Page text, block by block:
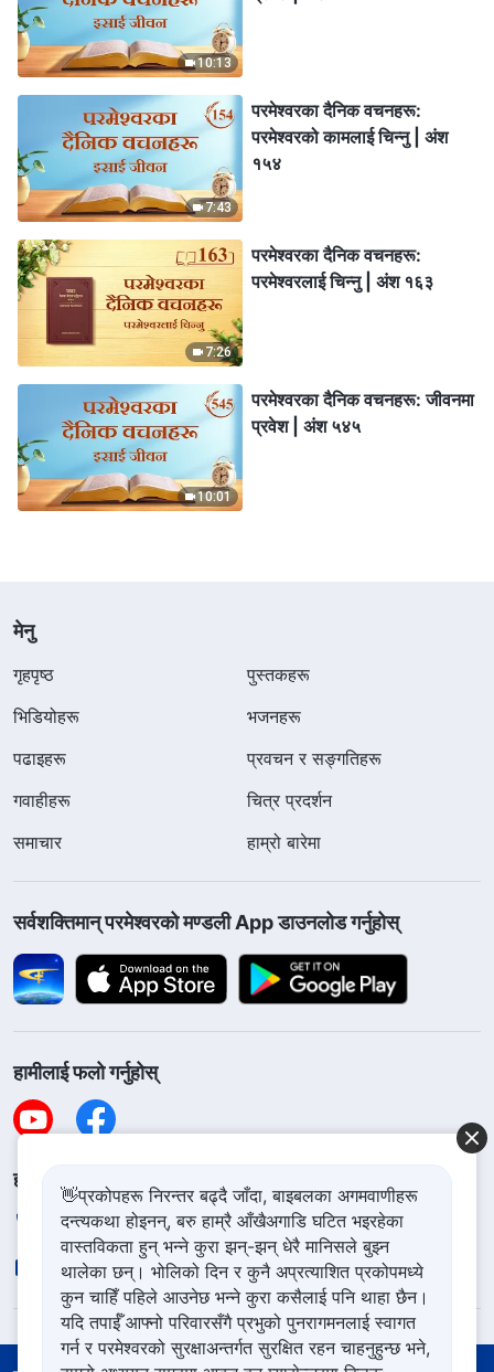
10:13
7:43
परमेश्‍वरका दैनिक वचनहरू:
परमेश्‍वरको कामलाई चिन्‍नु | अंश
१५४
7:26
परमेश्‍वरका दैनिक वचनहरू:
परमेश्‍वरलाई चिन्‍नु | अंश १६३
10:01
परमेश्‍वरका दैनिक वचनहरू: जीवनमा
प्रवेश | अंश ५४५
मेनु
गृहपृष्ठ
पुस्तकहरू
भिडियोहरू
भजनहरू
पढाइहरू
प्रवचन र सङ्गतिहरू
गवाहीहरू
चित्र प्रदर्शन
समाचार
हाम्रो बारेमा
सर्वशक्तिमान्‌ परमेश्‍वरको मण्डली App डाउनलोड गर्नुहोस्
हामीलाई फलो गर्नुहोस्
हामीलाई सम्पर्क गर्नुहोस
+977-981-140-9021
contact.ne@godfootsteps.org
👋प्रकोपहरू निरन्तर बढ्दै जाँदा, बाइबलका अगमवाणीहरू
दन्त्यकथा होइनन्, बरु हाम्रै आँखैअगाडि घटित भइरहेका
वास्तविकता हुन् भन्ने कुरा झन्-झन् धेरै मानिसले बुझ्न
थालेका छन्। भोलिको दिन र कुनै अप्रत्याशित प्रकोपमध्ये
कुन चाहिँ पहिले आउनेछ भन्ने कुरा कसैलाई पनि थाहा छैन।
यदि तपाईँ आफ्नो परिवारसँगै प्रभुको पुनरागमनलाई स्वागत
गर्न र परमेश्‍वरको सुरक्षाअन्तर्गत सुरक्षित रहन चाहनुहुन्छ भने,